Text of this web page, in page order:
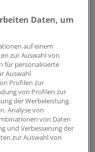
laut Analyse
ein Kind oder ein
leidet, ist
selten kardialen
sind jedoch ein
Daten, um
auf einem
zur Auswahl von
für personalisierte
Auswahl
Profilen zur
von Profilen zur
der Werbeleistung.
Analyse von
von Daten
und Verbesserung der
zur Auswahl von